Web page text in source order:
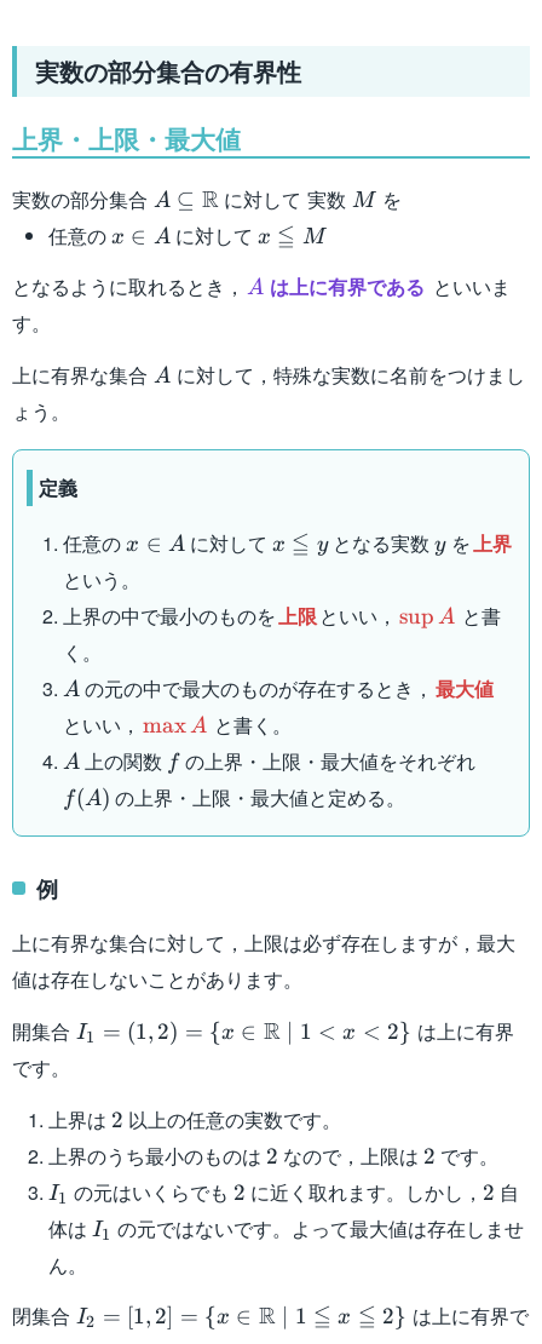
実数の部分集合の有界性
上界・上限・最大値
実数の部分集合 A\subseteq\mathbb{R}
A ⊆ R に対して 実数 M
M を
任意の x
A
x ∈ A に対して x
M
x ≦ M
となるように取れるとき， A
A は上に有界である といいま
す。
上に有界な集合 A
Aに対して，特殊な実数に名前をつけまし
ょう。
定義
任意のx\in
x ∈ Aに対して x
x ≦ yとなる実数y
y を上界
という。
上界の中で最小のものを上限といい， \sup
sup A と書
く。
A
A の元の中で最大のものが存在するとき， 最大値
といい， \max
A
maxA と書く。
A
A 上の関数 ff の上界・上限・最大値をそれぞれ
f(A) の上界・上限・最大値と定める。
例
上に有界な集合に対して，上限は必ず存在しますが，最大
値は存在しないことがあります。
開集合 I_1 = (1,2)
\mid 1 < x
< 2 \}
I1 = (1, 2) = {x ∈ R 1 < x < 2} は上に有界
です。
上界は 2
2 以上の任意の実数です。
上界のうち最小のものは 2
2 なので，上限は 2
2 です。
I_1
I1 の元はいくらでも 2
2 に近く取れます。しかし， 2
2 自
体は I_1
I1 の元ではないです。よって最大値は存在しませ
ん。
閉集合 I_2 = [1,2] =
I2 = [1, 2] = {x ∈ R 1 ≦ x ≦ 2} は上に有界で